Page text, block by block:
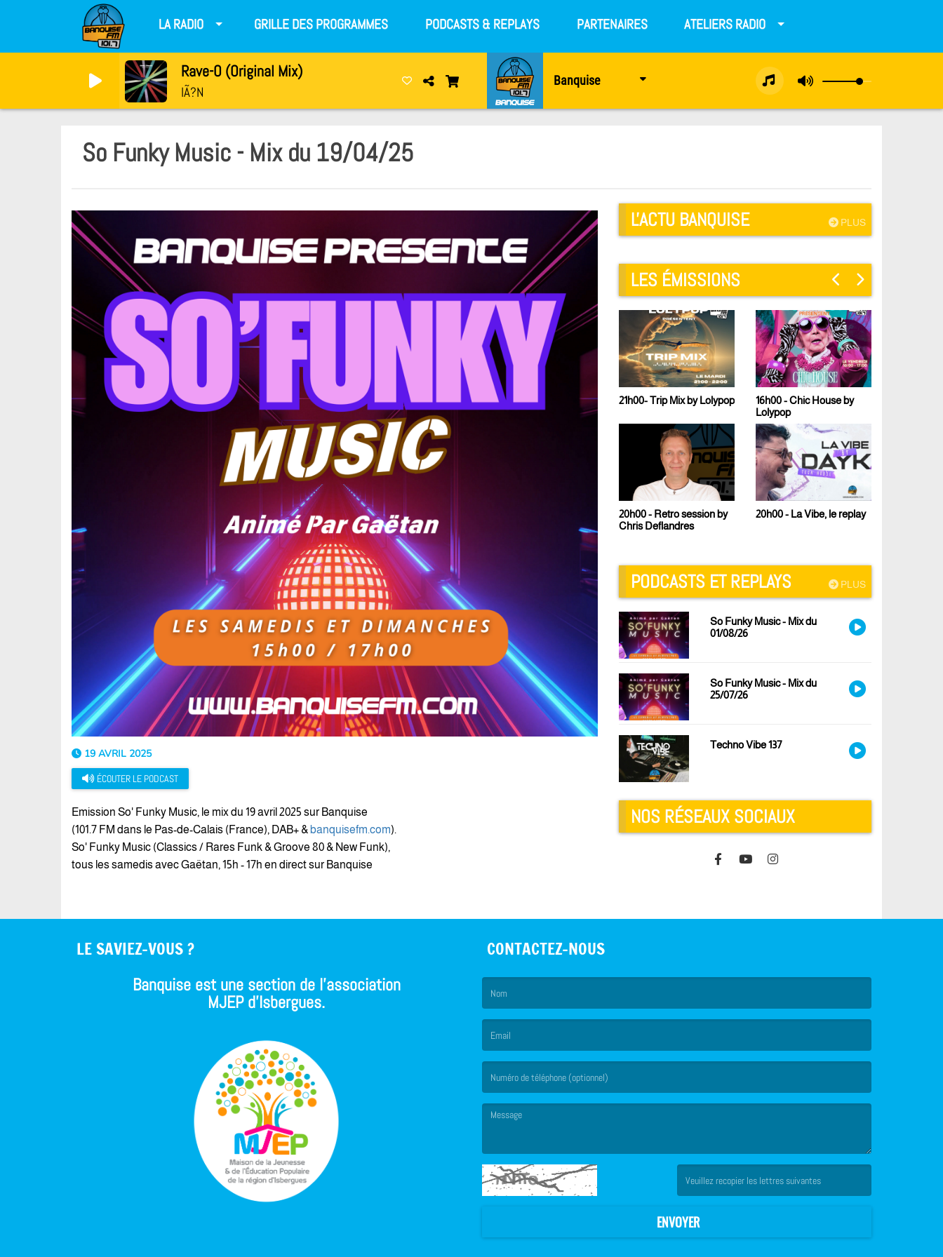
LA RADIO GRILLE DES PROGRAMMES PODCASTS & REPLAYS PARTENAIRES ATELIERS RADIO
Rave-O (Original Mix)
IÃ?N
Banquise
So Funky Music - Mix du 19/04/25
19 AVRIL 2025
ÉCOUTER LE PODCAST
Emission So' Funky Music, le mix du 19 avril 2025 sur Banquise
(101.7 FM dans le Pas-de-Calais (France), DAB+ & banquisefm.com).
So' Funky Music (Classics / Rares Funk & Groove 80 & New Funk),
tous les samedis avec Gaëtan, 15h - 17h en direct sur Banquise
PLUS
L'ACTU BANQUISE
LES ÉMISSIONS
21h00- Trip Mix by Lolypop
20h00 - Retro session by
Chris Deflandres
16h00 - Chic House by
Lolypop
20h00 - La Vibe, le replay
PLUS
PODCASTS ET REPLAYS
So Funky Music - Mix du
01/08/26
So Funky Music - Mix du
25/07/26
Techno Vibe 137
NOS RÉSEAUX SOCIAUX
LE SAVIEZ-VOUS ?
Banquise est une section de l'association
MJEP d'Isbergues.
CONTACTEZ-NOUS
ENVOYER